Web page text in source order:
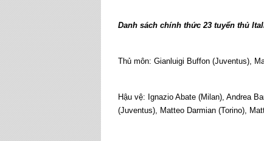
Danh sách chính thức 23 tuyển thủ
Thủ môn: Gianluigi Buffon (Juventus),
Hậu vệ: Ignazio Abate (Milan), Andrea
(Juventus), Matteo Darmian (Torino),